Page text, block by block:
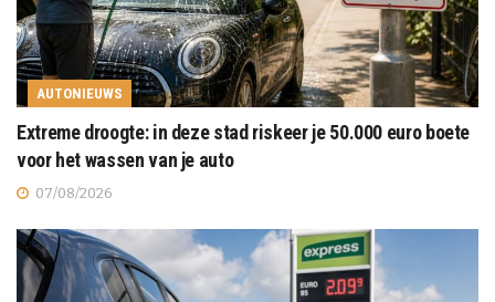
AUTONIEUWS
Extreme droogte: in deze stad riskeer je 50.000 euro boete
voor het wassen van je auto
07/08/2026